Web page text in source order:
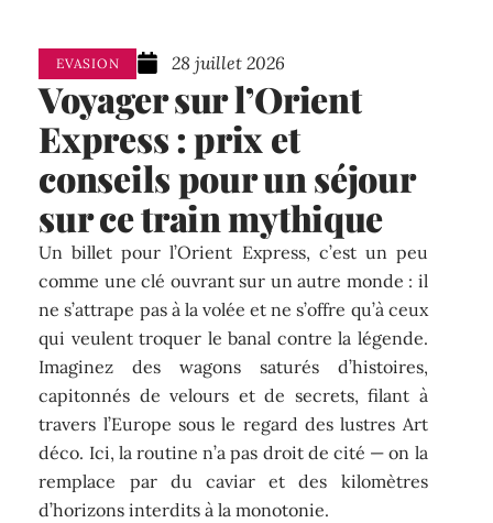
EVASION 28 juillet 2026
Voyager sur l’Orient
Express : prix et
conseils pour un séjour
sur ce train mythique
Un billet pour l’Orient Express, c’est un peu
comme une clé ouvrant sur un autre monde : il
ne s’attrape pas à la volée et ne s’offre qu’à ceux
qui veulent troquer le banal contre la légende.
Imaginez des wagons saturés d’histoires,
capitonnés de velours et de secrets, filant à
travers l’Europe sous le regard des lustres Art
déco. Ici, la routine n’a pas droit de cité — on la
remplace par du caviar et des kilomètres
d’horizons interdits à la monotonie.